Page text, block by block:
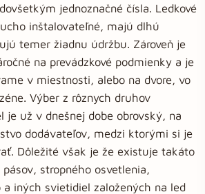
jednoznačné čísla. Ledkové
inštalovateľné, majú dlhú
temer žiadnu údržbu. Zároveň je
na prevádzkové podmienky a je
v miestnosti, alebo na dvore, vo
Výber z rôznych druhov
je už v dnešnej dobe obrovský, na
dodávateľov, medzi ktorými si je
Dôležité však je že existuje takáto
stropného osvetlenia,
a iných svietidiel založených na led